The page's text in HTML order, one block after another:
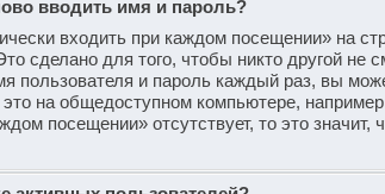
вводить имя и пароль?
входить при каждом посещении» на
сделано для того, чтобы никто другой не
пользователя и пароль каждый раз, вы
на общедоступном компьютере,
посещении» отсутствует, то это